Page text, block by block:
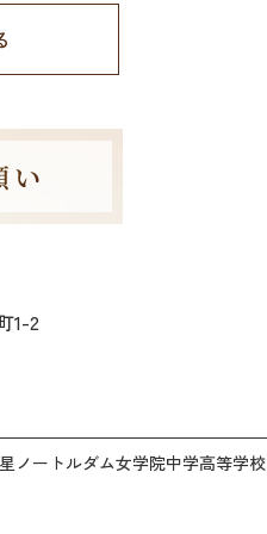
1-2
ノートルダム女学院中学高等学校